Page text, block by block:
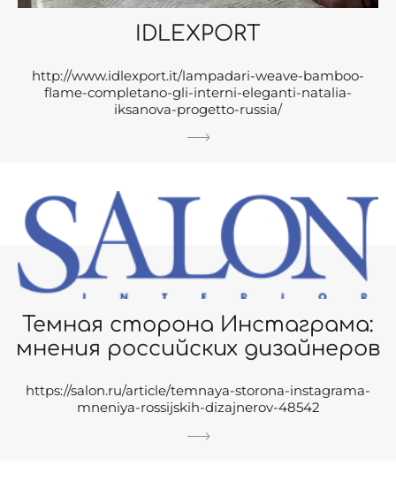
IDLEXPORT
http://www.idlexport.it/lampadari-weave-bamboo-
flame-completano-gli-interni-eleganti-natalia-
iksanova-progetto-russia/
Темная сторона Инстаграма:
мнения российских дизайнеров
https://salon.ru/article/temnaya-storona-instagrama-
mneniya-rossijskih-dizajnerov-48542